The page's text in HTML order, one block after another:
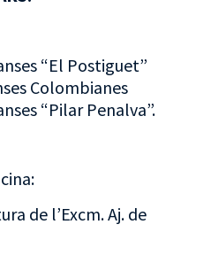
“El Postiguet”
Colombianes
“Pilar Penalva”.
de l’Excm. Aj. de